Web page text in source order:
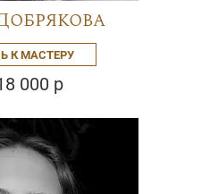
К МАСТЕРУ
000 р